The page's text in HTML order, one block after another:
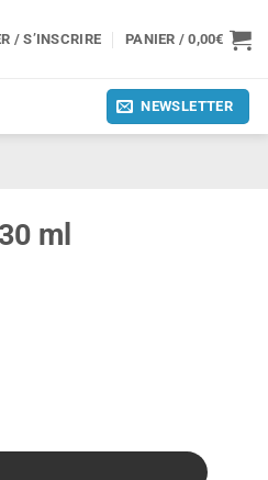
/ S’INSCRIRE PANIER /0,00€
NEWSLETTER
ml